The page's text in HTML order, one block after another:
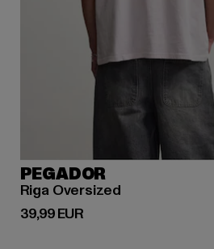
PEGADOR
Riga Oversized
39,99 EUR
Prix courant: 39,99 EUR